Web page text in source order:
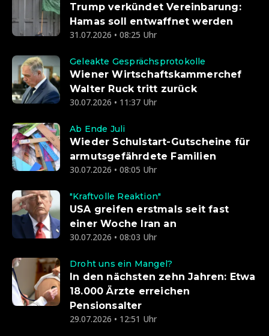
Trump verkündet Vereinbarung:
Hamas soll entwaffnet werden
31.07.2026 • 08:25 Uhr
Geleakte Gesprächsprotokolle
Wiener Wirtschaftskammerchef
Walter Ruck tritt zurück
30.07.2026 • 11:37 Uhr
Ab Ende Juli
Wieder Schulstart-Gutscheine für
armutsgefährdete Familien
30.07.2026 • 08:05 Uhr
"Kraftvolle Reaktion"
USA greifen erstmals seit fast
einer Woche Iran an
30.07.2026 • 08:03 Uhr
Droht uns ein Mangel?
In den nächsten zehn Jahren: Etwa
18.000 Ärzte erreichen
Pensionsalter
29.07.2026 • 12:51 Uhr